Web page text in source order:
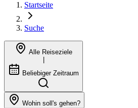
Startseite
Suche
Alle Reiseziele
Beliebiger Zeitraum
Wohin soll's gehen?